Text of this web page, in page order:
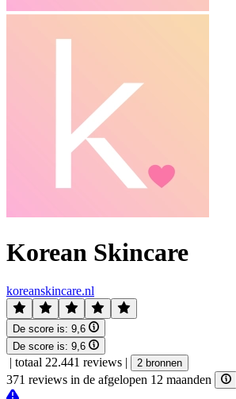
Korean Skincare
koreanskincare.nl
De score is: 9,6
De score is: 9,6
| totaal 22.441 reviews | 2 bronnen
371 reviews in de afgelopen 12 maanden